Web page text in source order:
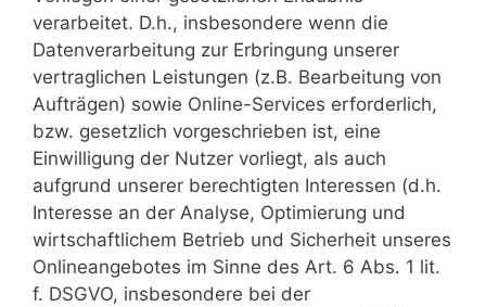
verarbeitet. D.h., insbesondere wenn die
Datenverarbeitung zur Erbringung unserer
vertraglichen Leistungen (z.B. Bearbeitung von
Aufträgen) sowie Online-Services erforderlich,
bzw. gesetzlich vorgeschrieben ist, eine
Einwilligung der Nutzer vorliegt, als auch
aufgrund unserer berechtigten Interessen (d.h.
Interesse an der Analyse, Optimierung und
wirtschaftlichem Betrieb und Sicherheit unseres
Onlineangebotes im Sinne des Art. 6 Abs. 1 lit.
f. DSGVO, insbesondere bei der